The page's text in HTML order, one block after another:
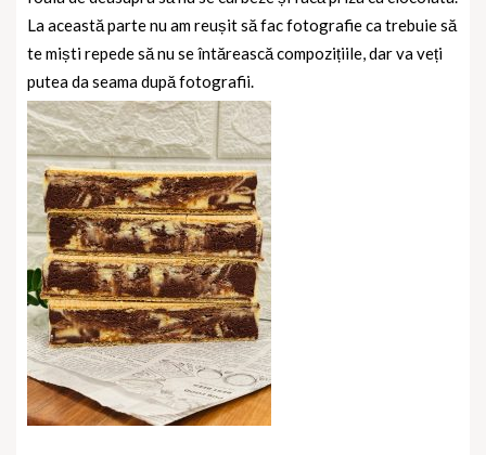
La această parte nu am reușit să fac fotografie ca trebuie să
te miști repede să nu se întărească compozițiile, dar va veți
putea da seama după fotografii.